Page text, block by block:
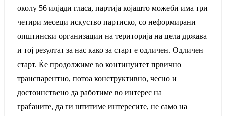
околу 56 илјади гласа, партија којашто можеби има три
четири месеци искуство партиско, со неформирани
општински организации на територија на цела држава
и тој резултат за нас како за старт е одличен. Одличен
старт. Ќе продолжиме во континуитет првично
транспарентно, потоа конструктивно, чесно и
достоинствено да работиме во интерес на
граѓаните, да ги штитиме интересите, не само на